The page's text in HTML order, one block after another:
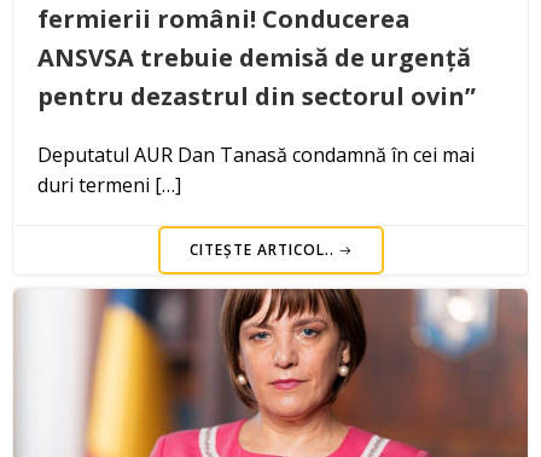
fermierii români! Conducerea
ANSVSA trebuie demisă de urgență
pentru dezastrul din sectorul ovin”
Deputatul AUR Dan Tanasă condamnă în cei mai
duri termeni […]
CITEȘTE ARTICOL..